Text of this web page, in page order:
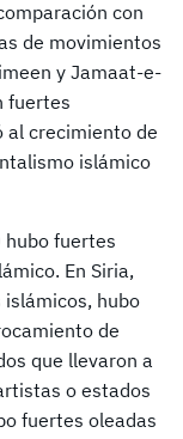
con
de movimientos
y Jamaat-e-
fuertes
al crecimiento de
islámico
fuertes
En Siria,
islámicos, hubo
de
que llevaron a
o estados
fuertes oleadas